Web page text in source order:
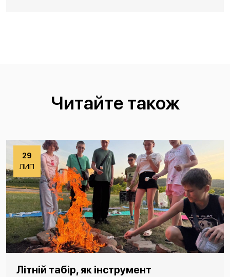
Читайте також
29
ЛИП
Літній табір, як інструмент